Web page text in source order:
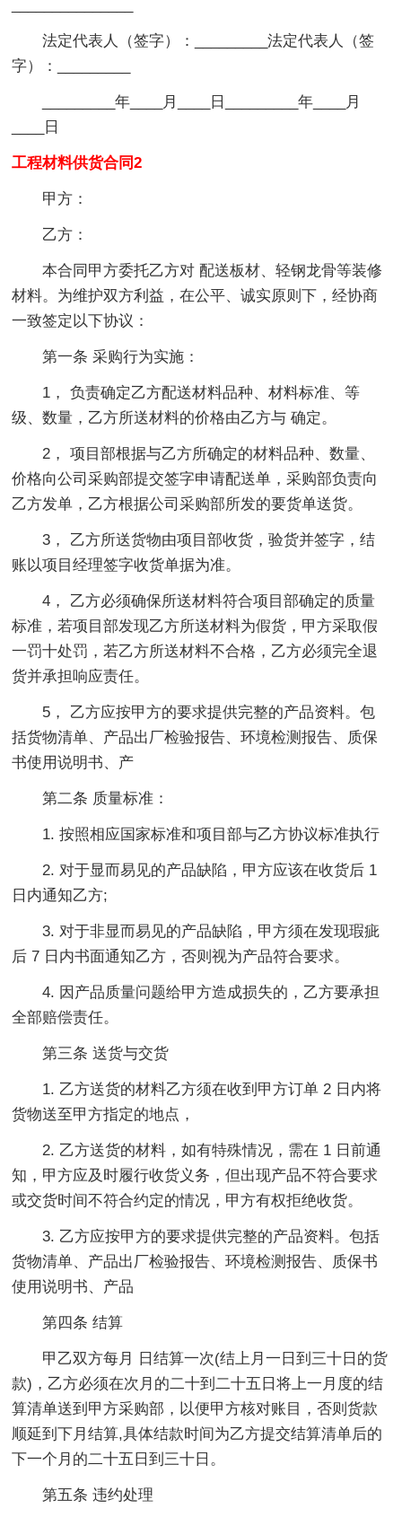
法定代表人（签字）：_________法定代表人（签
字）：_________
_________年____月____日_________年____月
____日
工程材料供货合同2
甲方：
乙方：
本合同甲方委托乙方对 配送板材、轻钢龙骨等装修
材料。为维护双方利益，在公平、诚实原则下，经协商
一致签定以下协议：
第一条 采购行为实施：
1， 负责确定乙方配送材料品种、材料标准、等
级、数量，乙方所送材料的价格由乙方与 确定。
2， 项目部根据与乙方所确定的材料品种、数量、
价格向公司采购部提交签字申请配送单，采购部负责向
乙方发单，乙方根据公司采购部所发的要货单送货。
3， 乙方所送货物由项目部收货，验货并签字，结
账以项目经理签字收货单据为准。
4， 乙方必须确保所送材料符合项目部确定的质量
标准，若项目部发现乙方所送材料为假货，甲方采取假
一罚十处罚，若乙方所送材料不合格，乙方必须完全退
货并承担响应责任。
5， 乙方应按甲方的要求提供完整的产品资料。包
括货物清单、产品出厂检验报告、环境检测报告、质保
书使用说明书、产
第二条 质量标准：
1. 按照相应国家标准和项目部与乙方协议标准执行
2. 对于显而易见的产品缺陷，甲方应该在收货后 1
日内通知乙方;
3. 对于非显而易见的产品缺陷，甲方须在发现瑕疵
后 7 日内书面通知乙方，否则视为产品符合要求。
4. 因产品质量问题给甲方造成损失的，乙方要承担
全部赔偿责任。
第三条 送货与交货
1. 乙方送货的材料乙方须在收到甲方订单 2 日内将
货物送至甲方指定的地点，
2. 乙方送货的材料，如有特殊情况，需在 1 日前通
知，甲方应及时履行收货义务，但出现产品不符合要求
或交货时间不符合约定的情况，甲方有权拒绝收货。
3. 乙方应按甲方的要求提供完整的产品资料。包括
货物清单、产品出厂检验报告、环境检测报告、质保书
使用说明书、产品
第四条 结算
甲乙双方每月 日结算一次(结上月一日到三十日的货
款)，乙方必须在次月的二十到二十五日将上一月度的结
算清单送到甲方采购部，以便甲方核对账目，否则货款
顺延到下月结算,具体结款时间为乙方提交结算清单后的
下一个月的二十五日到三十日。
第五条 违约处理